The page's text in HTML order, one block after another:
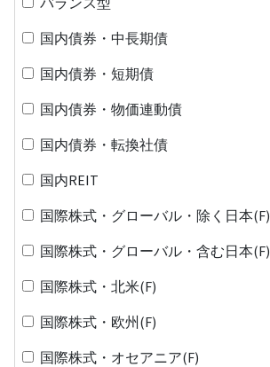
国内債券・中長期債
国内債券・短期債
国内債券・物価連動債
国内債券・転換社債
国内REIT
国際株式・グローバル・除く日本(F)
国際株式・グローバル・含む日本(F)
国際株式・北米(F)
国際株式・欧州(F)
国際株式・オセアニア(F)